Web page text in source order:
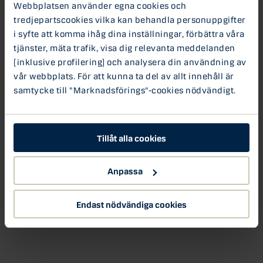
Webbplatsen använder egna cookies och
tredjepartscookies vilka kan behandla personuppgifter
i syfte att komma ihåg dina inställningar, förbättra våra
tjänster, mäta trafik, visa dig relevanta meddelanden
(inklusive profilering) och analysera din användning av
vår webbplats. För att kunna ta del av allt innehåll är
samtycke till "Marknadsförings"-cookies nödvändigt.
Tillåt alla cookies
Anpassa
Endast nödvändiga cookies
Nextconomy podcast